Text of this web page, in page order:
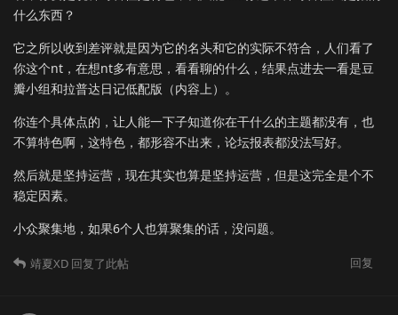
什么东西？
它之所以收到差评就是因为它的名头和它的实际不符合，人们看了
你这个nt，在想nt多有意思，看看聊的什么，结果点进去一看是豆
瓣小组和拉普达日记低配版（内容上）。
你连个具体点的，让人能一下子知道你在干什么的主题都没有，也
不算特色啊，这特色，都形容不出来，论坛报表都没法写好。
然后就是坚持运营，现在其实也算是坚持运营，但是这完全是个不
稳定因素。
小众聚集地，如果6个人也算聚集的话，没问题。
回复
靖夏XD 回复了此帖